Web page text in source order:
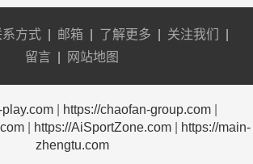
系方式 邮箱 了解更多 关注我们
留言
网站地图
play.com https://chaofan-group.com
| https://AiSportZone.com|
https://main-
zhengtu.com